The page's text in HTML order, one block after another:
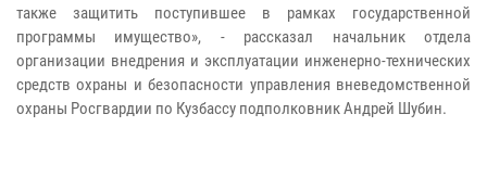
также защитить поступившее в рамках государственной
программы имущество», - рассказал начальник отдела
организации внедрения и эксплуатации инженерно-технических
средств охраны и безопасности управления вневедомственной
охраны Росгвардии по Кузбассу подполковник Андрей Шубин.